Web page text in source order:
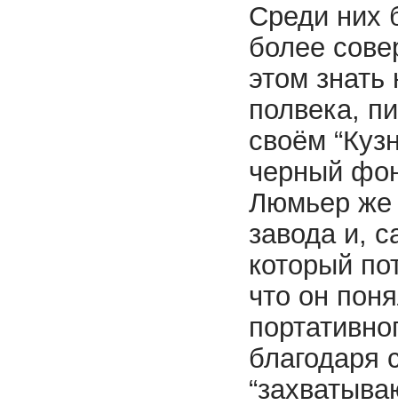
Среди них
более
этом
полвека,
своём
черный
Люмьер же
завода и,
который
что он
благодаря